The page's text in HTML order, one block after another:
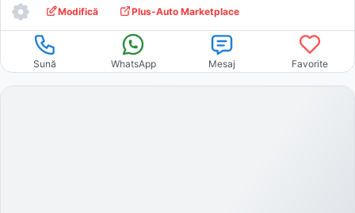
Modifică Plus-Auto Marketplace
Sună WhatsApp Mesaj Favorite